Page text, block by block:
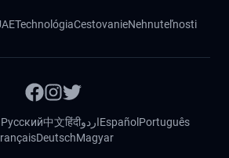
TechnológiaCestovanieNehnuteľnosti
Русский中文हिंदीاردوEspañol Português
DeutschMagyar